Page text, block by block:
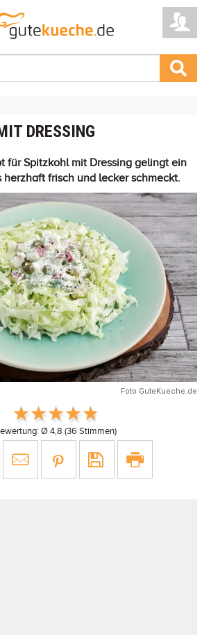
DRESSING
für Spitzkohl mit Dressing gelingt ein
herzhaft frisch und lecker schmeckt.
Foto GuteKueche.de
Ø 4,8 (36 Stimmen)